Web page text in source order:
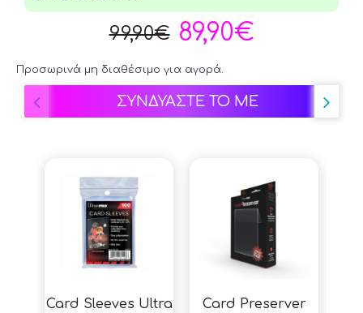
99,90€ 89,90€
Προσωρινά μη διαθέσιμο για αγορά.
ΣΥΝΔΥΑΣΤΕ ΤΟ ΜΕ
Card Sleeves Ultra
Card Preserver